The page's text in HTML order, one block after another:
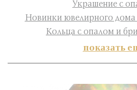
Украшение с
Новинки ювелирного
Кольца с опалом и
показать